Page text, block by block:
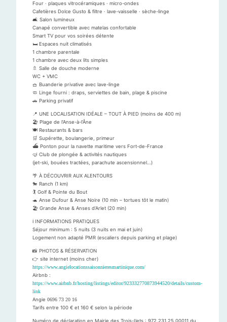
Four · plaques vitrocéramiques · micro-ondes
Cafetières Dolce Gusto & filtre · lave-vaisselle · sèche-linge
🛋 Salon lumineux
Canapé convertible avec matelas confortable
Smart TV pour vos soirées détente
🛏 Espaces nuit climatisés
1 chambre parentale
1 chambre avec deux lits simples
🚿 Salle de douche moderne
WC + VMC
🧺 Buanderie privative avec lave-linge
🧼 Linge fourni : draps, serviettes de bain, plage & piscine
🚗 Parking privatif
📍 UNE LOCALISATION IDÉALE – TOUT À PIED (moins de 400 m)
🏖 Plage de l’Anse-à-l’Âne
🍽 Restaurants & bars
🛒 Supérette, boulangerie, primeur
⛴ Ponton pour la navette maritime vers Fort-de-France
🤿 Club de plongée & activités nautiques
(jet-ski, bouées tractées, parachute ascensionnel…)
🌴 À DÉCOUVRIR AUX ALENTOURS
🐎 Ranch (1 km)
🏌️ Golf & Pointe du Bout
🐢 Anse Dufour & Anse Noire (10 min – tortues tôt le matin)
🏖 Grande Anse & Anses d’Arlet (20 min)
ℹ️ INFORMATIONS PRATIQUES
Séjour minimum : 5 nuits (3 nuits en mai et juin)
Logement non adapté PMR (escaliers depuis parking et plage)
📸 PHOTOS & RÉSERVATION
👉 site internet (moins cher)
https://www.angielocationssaisonnieresmartinique.com/
Airbnb :
https://www.airbnb.fr/hosting/listings/editor/923332770873944520/details/custom-
link
Angie 0696 73 20 16
Tarifs entre 100 € et 160 € selon la période
Numéro de déclaration en Mairie des Trois-Ilets : 972.231.25.00011 du